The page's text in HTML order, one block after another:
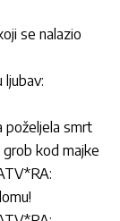
se nalazio
ljubav:
poželjela smrt
grob kod majke